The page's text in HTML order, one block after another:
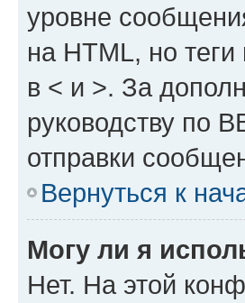
уровне
на HTML, но
в < и >. За
руководству по
отправки
Вернуться к
Могу ли я
Нет. На этой